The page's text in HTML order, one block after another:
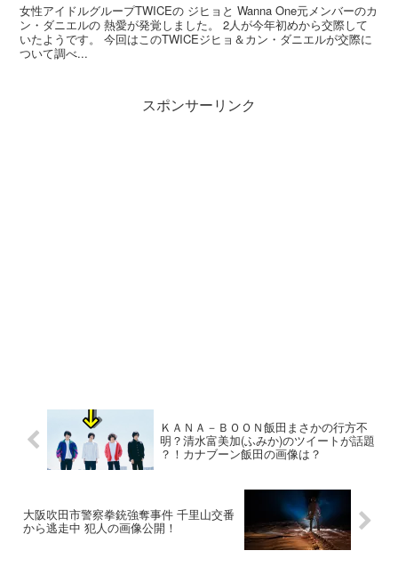
女性アイドルグループTWICEの ジヒョと Wanna One元メンバーのカ
ン・ダニエルの 熱愛が発覚しました。 2人が今年初めから交際して
いたようです。 今回はこのTWICEジヒョ＆カン・ダニエルが交際に
ついて調べ...
スポンサーリンク
ＫＡＮＡ－ＢＯＯＮ飯田まさかの行方不
明？清水富美加(ふみか)のツイートが話題
？！カナブーン飯田の画像は？
大阪吹田市警察拳銃強奪事件 千里山交番
から逃走中 犯人の画像公開！